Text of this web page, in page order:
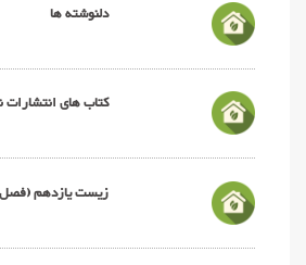
دلنوشته ها
کتاب های انتشارات
زیست یازدهم (فصل 3 و 4 و